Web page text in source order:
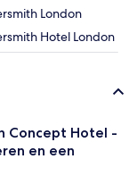
London
Hotel London
Concept Hotel -
en een